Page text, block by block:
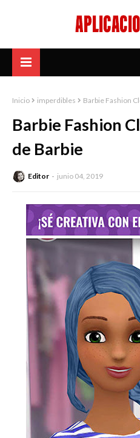
Inicio imperdibles Barbie Fashion
Barbie Fashion
de Barbie
Editor junio 04, 2019